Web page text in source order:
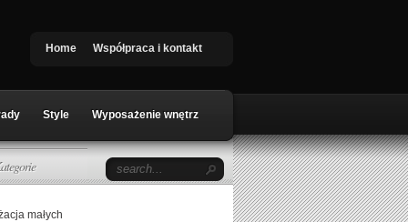
Home Współpraca i kontakt
Style Wyposażenie wnętrz
małych